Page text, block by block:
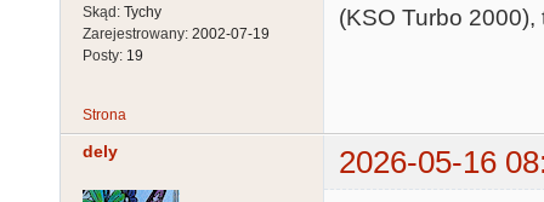
Skąd: Tychy
Zarejestrowany: 2002-07-19
Posty: 19
(KSO Turbo
Strona
dely 2026-05-16